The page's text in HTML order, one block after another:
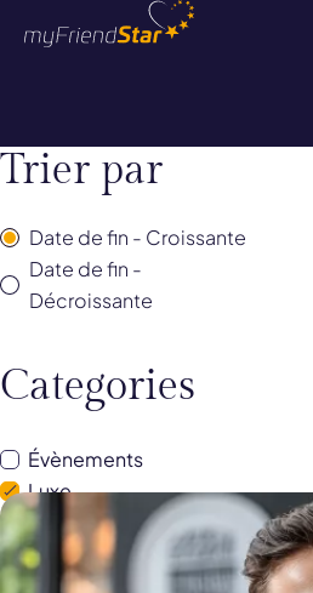
Categories
Évènements
Luxe
Rencontres
Sport
Trier par
Date de fin - Croissante
Date de fin -
Décroissante
Blocks
Image